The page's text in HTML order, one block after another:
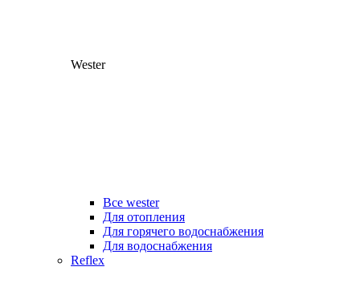
Wester
Все wester
Для отопления
Для горячего водоснабжения
Для водоснабжения
Reflex